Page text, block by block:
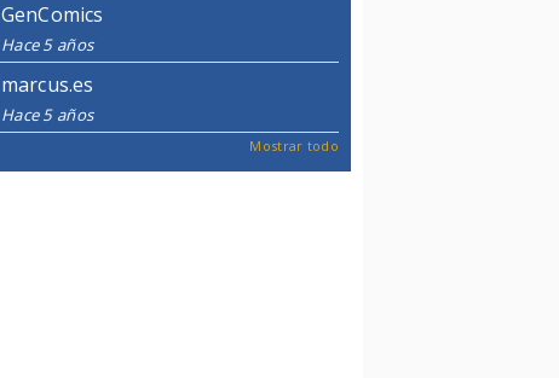
GenComics
Hace 5 años
marcus.es
Hace 5 años
Mostrar todo